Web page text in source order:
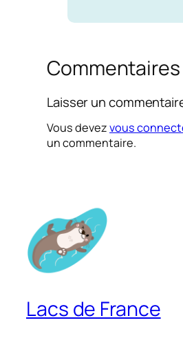
Commentaires
Laisser un
Vous devezvous
un commentaire.
Lacs de France